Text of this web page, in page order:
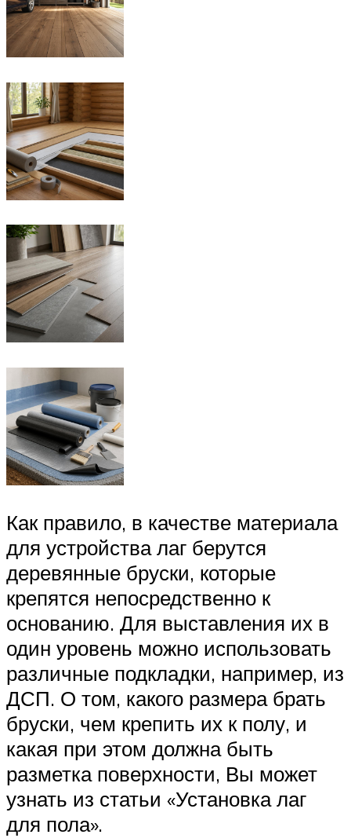
Как правило, в качестве материала
для устройства лаг берутся
деревянные бруски, которые
крепятся непосредственно к
основанию. Для выставления их в
один уровень можно использовать
различные подкладки, например, из
ДСП. О том, какого размера брать
бруски, чем крепить их к полу, и
какая при этом должна быть
разметка поверхности, Вы может
узнать из статьи «Установка лаг
для пола».